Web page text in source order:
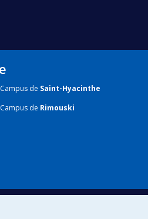
de Saint-Hyacinthe
de Rimouski